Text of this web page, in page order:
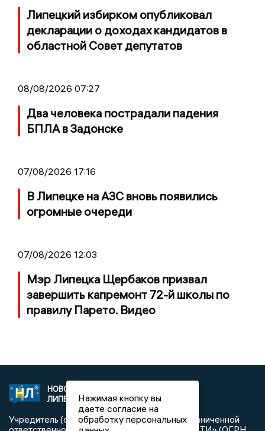
Липецкий избирком опубликовал
декларации о доходах кандидатов в
областной Совет депутатов
08/08/2026 07:27
Два человека пострадали падения
БПЛА в Задонске
07/08/2026 17:16
В Липецке на АЗС вновь появились
огромные очереди
07/08/2026 12:03
Мэр Липецка Щербаков призвал
завершить капремонт 72-й школы по
правилу Парето. Видео
НОВОСТИ
ЛИПЕЦКА
«Новости Липецка»
Учредитель (соучредители): Общество с ограниченной
Нажимая кнопку вы
даете согласие на
обработку персональных